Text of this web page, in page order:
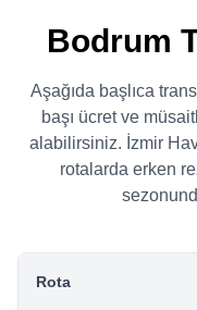
Bodrum
Aşağıda başlıca
başı ücret ve
alabilirsiniz. İzmir
rotalarda erken
Rota